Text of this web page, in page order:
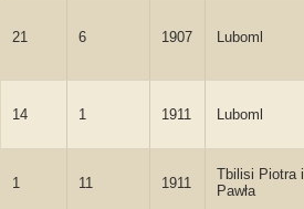
21 6 1907 Luboml
14 1 1911 Luboml
1 11 1911
Tbilisi Piotra i
Pawła